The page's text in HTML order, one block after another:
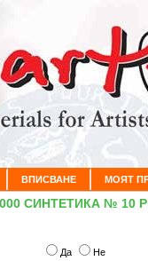
ВПИСВАНЕ МОЯТ
СИНТЕТИКА № 10
Да Не